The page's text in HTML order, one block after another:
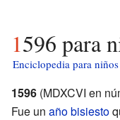
1596 para
Enciclopedia para niños
1596 (MDXCVI en
Fue un año bisiesto